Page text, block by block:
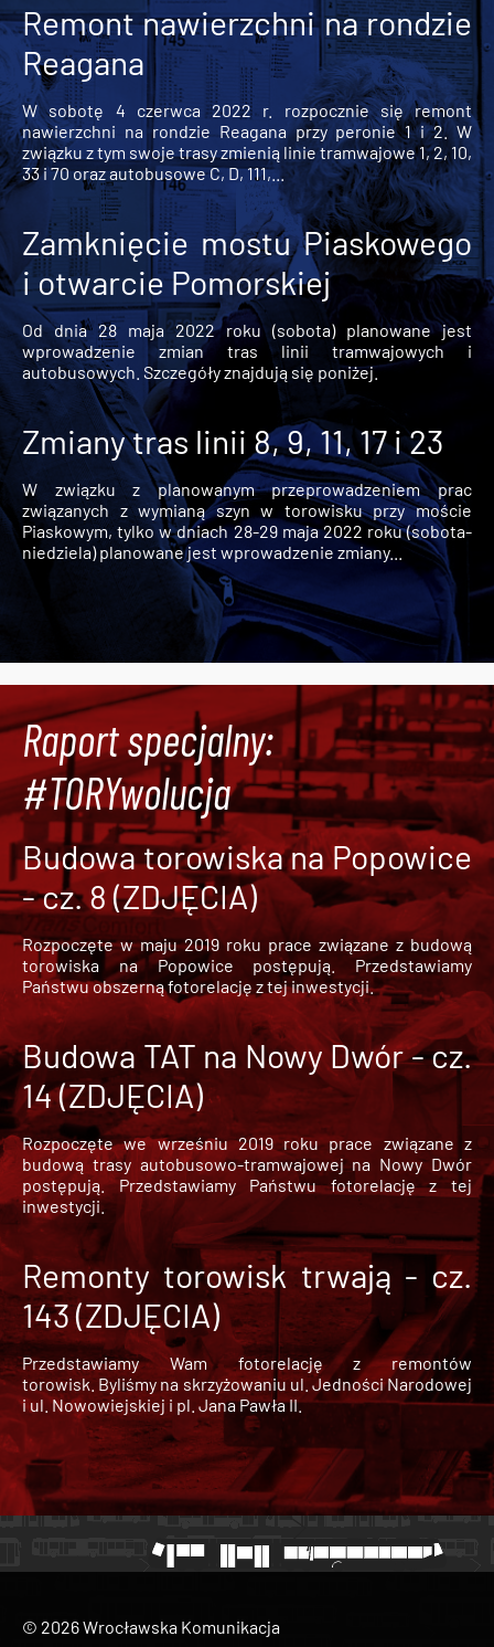
Remont nawierzchni na rondzie
Reagana
W sobotę 4 czerwca 2022 r. rozpocznie się remont
nawierzchni na rondzie Reagana przy peronie 1 i 2. W
związku z tym swoje trasy zmienią linie tramwajowe 1, 2, 10,
33 i 70 oraz autobusowe C, D, 111,...
Zamknięcie mostu Piaskowego
i otwarcie Pomorskiej
Od dnia 28 maja 2022 roku (sobota) planowane jest
wprowadzenie zmian tras linii tramwajowych i
autobusowych. Szczegóły znajdują się poniżej.
Zmiany tras linii 8, 9, 11, 17 i 23
W związku z planowanym przeprowadzeniem prac
związanych z wymianą szyn w torowisku przy moście
Piaskowym, tylko w dniach 28-29 maja 2022 roku (sobota-
niedziela) planowane jest wprowadzenie zmiany...
Raport specjalny:
#TORYwolucja
Budowa torowiska na Popowice
- cz. 8 (ZDJĘCIA)
Rozpoczęte w maju 2019 roku prace związane z budową
torowiska na Popowice
postępują. Przedstawiamy
Państwu obszerną fotorelację z tej inwestycji.
Budowa TAT na Nowy Dwór - cz.
14 (ZDJĘCIA)
Rozpoczęte we wrześniu 2019 roku prace związane z
budową trasy autobusowo-tramwajowej na Nowy Dwór
postępują. Przedstawiamy Państwu fotorelację z tej
inwestycji.
Remonty torowisk trwają - cz.
143 (ZDJĘCIA)
Przedstawiamy Wam fotorelację z remontów
torowisk. Byliśmy na skrzyżowaniu ul. Jedności Narodowej
i ul. Nowowiejskiej i pl. Jana Pawła II.
© 2026 Wrocławska Komunikacja